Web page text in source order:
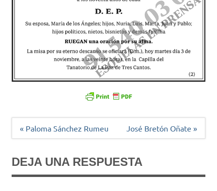
Navegación
« Paloma Sánchez Rumeu José Bretón Oñate »
DEJA UNA RESPUESTA